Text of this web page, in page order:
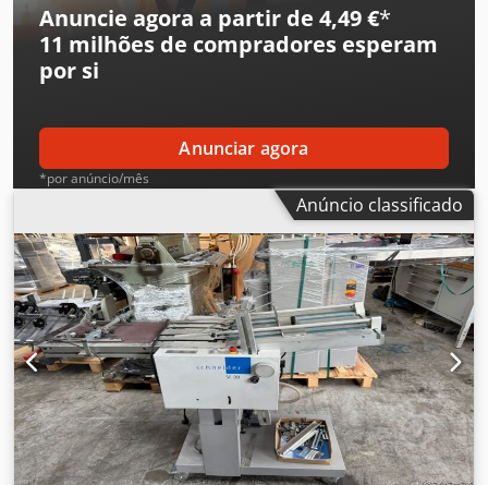
Anuncie agora a partir de 4,49 €*
11 milhões de compradores esperam
por si
Anunciar agora
*por anúncio/mês
Anúncio classificado